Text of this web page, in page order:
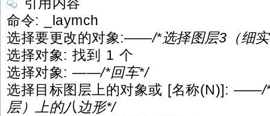
命令: _laymch
选择要更改的对象:——/*选择图层3（细
选择对象: 找到 1 个
选择对象: ——/*回车*/
选择目标图层上的对象或 [名称(N)]: ——/
层）上的八边形*/